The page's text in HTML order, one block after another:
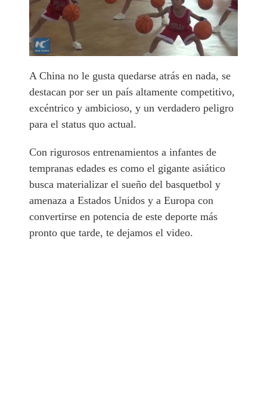
A China no le gusta quedarse atrás en nada, se
destacan por ser un país altamente competitivo,
excéntrico y ambicioso, y un verdadero peligro
para el status quo actual.
Con rigurosos entrenamientos a infantes de
tempranas edades es como el gigante asiático
busca materializar el sueño del basquetbol y
amenaza a Estados Unidos y a Europa con
convertirse en potencia de este deporte más
pronto que tarde, te dejamos el video.